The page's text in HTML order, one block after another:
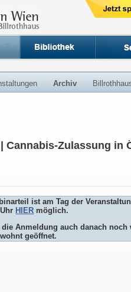
Archiv
Cannabis-Zulassung in
ist am Tag der
HIER möglich.
Anmeldung auch danach noch
geöffnet.